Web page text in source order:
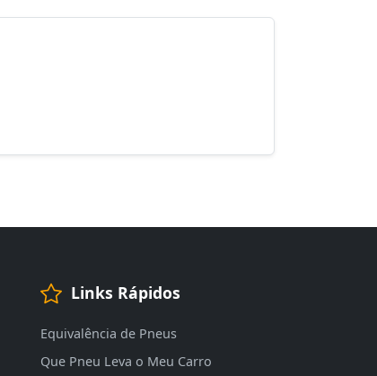
Links Rápidos
Equivalência de Pneus
Que Pneu Leva o Meu Carro